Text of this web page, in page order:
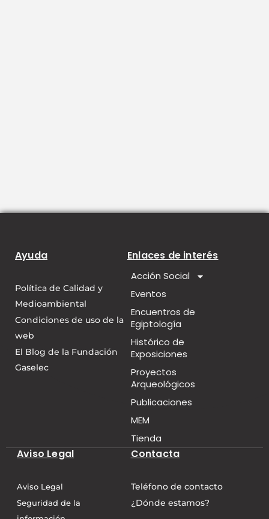
Ayuda
Política de Calidad y
Medioambiental
Condiciones de uso de la
web
El Blog de la Fundación
Gaselec
Enlaces de interés
Acción Social
Eventos
Encuentros de
Egiptología
Histórico de
Exposiciones
Proyectos
Arqueológicos
Publicaciones
MEM
Tienda
Aviso Legal
Aviso Legal
Seguridad de la
Contacta
Teléfono de contacto
¿Dónde estamos?